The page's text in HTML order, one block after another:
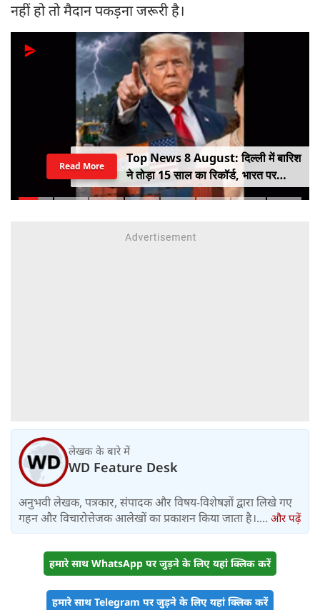
नहीं हो तो मैदान पकड़ना जरूरी है।
Top News 8 August: दिल्ली में बारिश
ने तोड़ा 15 साल का रिकॉर्ड, भारत पर
100% टैरिफ का खतरा; Gen Z पर कंगना
Read More
लेखक के बारे में
WD Feature Desk
अनुभवी लेखक, पत्रकार, संपादक और विषय-विशेषज्ञों द्वारा लिखे गए
गहन और विचारोत्तेजक आलेखों का प्रकाशन किया जाता है।.... और पढ़ें
हमारे साथ WhatsApp पर जुड़ने के लिए यहां क्लिक करें
हमारे साथ Telegram पर जुड़ने के लिए यहां क्लिक करें